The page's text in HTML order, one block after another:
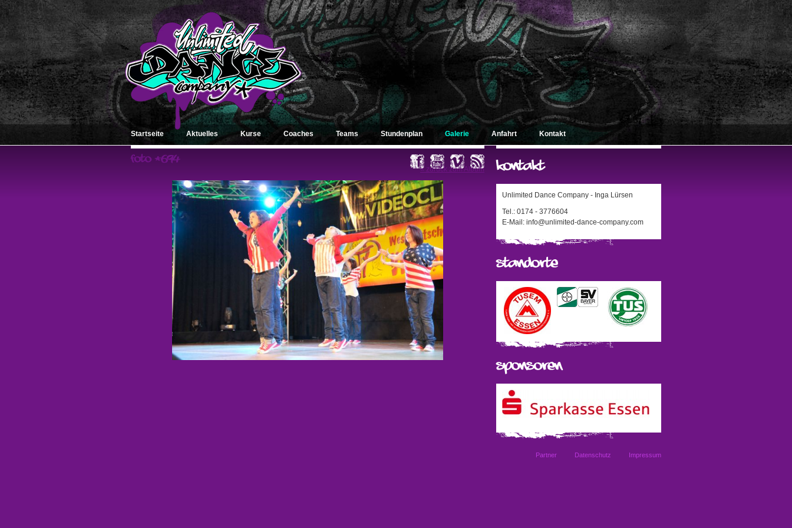
Startseite Aktuelles Kurse Coaches Teams Stundenplan Galerie Anfahrt Kontakt
« zurück zum Album
Unlimited Dance Company - Inga Lürsen
Tel.: 0174 - 3776604
E-Mail: info@unlimited-dance-company.com
Partner Datenschutz Impressum